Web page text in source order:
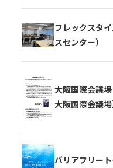
フレックスタ
スセンター）
大阪国際会議
大阪国際会議場
バリアフリー